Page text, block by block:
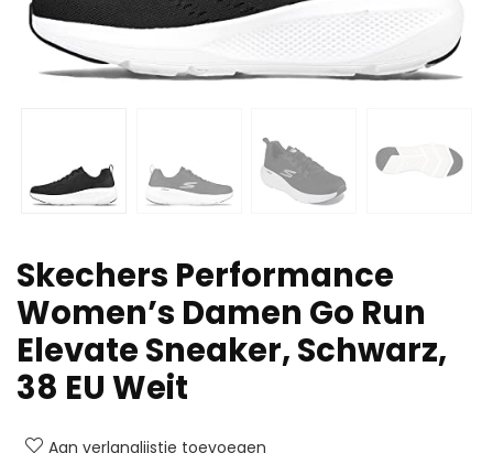
Skechers Performance
Women’s Damen Go Run
Elevate Sneaker, Schwarz,
38 EU Weit
Aan verlanglijstje toevoegen